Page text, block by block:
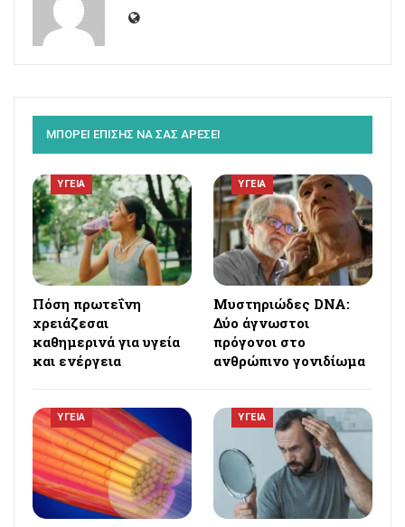
ΜΠΟΡΕΙ ΕΠΙΣΗΣ ΝΑ ΣΑΣ ΑΡΕΣΕΙ
ΥΓΕΙΑ
Πόση πρωτεΐνη
χρειάζεσαι
καθημερινά για υγεία
και ενέργεια
ΥΓΕΙΑ
Μυστηριώδες DNA:
Δύο άγνωστοι
πρόγονοι στο
ανθρώπινο γονιδίωμα
ΥΓΕΙΑ ΥΓΕΙΑ